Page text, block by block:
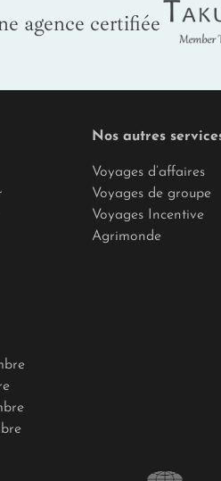
agence certifiée
Nos autres
Voyages d’affaires
Voyages de groupe
Voyages Incentive
Agrimonde